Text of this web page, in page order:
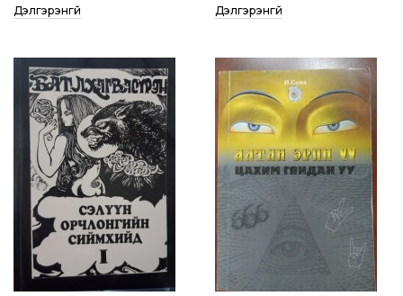
Дэлгэрэнгүй Дэлгэрэнгүй